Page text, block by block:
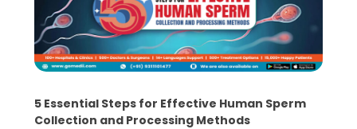
5 Essential Steps for Effective Human Sperm
Collection and Processing Methods